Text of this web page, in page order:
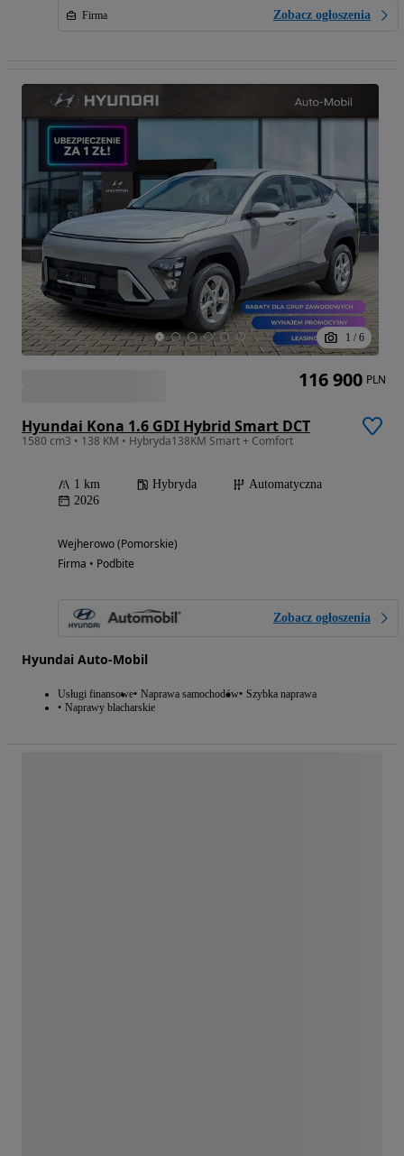
Firma Zobacz ogłoszenia
1 / 6
Hyundai Kona 1.6 GDI Hybrid Smart DCT
1580 cm3 • 138 KM • Hybryda138KM Smart + Comfort
1 km Hybryda
Automatyczna
2026
Wejherowo (Pomorskie)
Firma • Podbite
Zobacz ogłoszenia
Hyundai Auto-Mobil
Usługi finansowe Naprawa samochodów Szybka naprawa
Naprawy blacharskie
116 900 PLN